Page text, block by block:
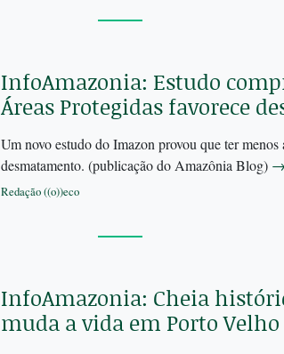
InfoAmazonia: Estudo
Áreas Protegidas favorece
Um novo estudo do Imazon provou que ter
desmatamento. (publicação do Amazônia Blog) →
Redação ((o))eco
InfoAmazonia: Cheia
muda a vida em Porto Velho